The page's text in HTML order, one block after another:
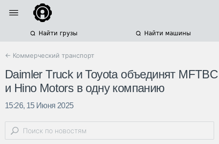
Найти грузы Найти машины
← Коммерческий транспорт
Daimler Truck и Toyota объединят MFTBC
и Hino Motors в одну компанию
15:26, 15 Июня 2025